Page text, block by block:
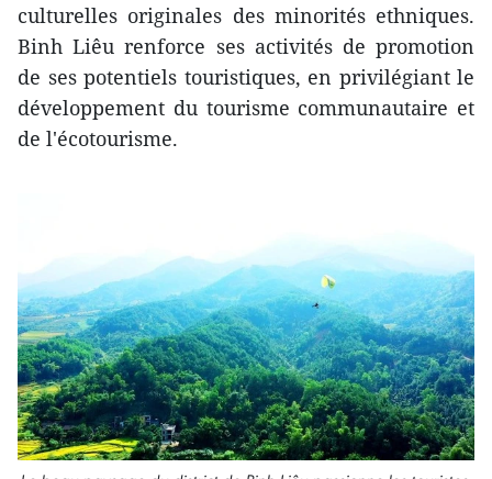
culturelles originales des minorités ethniques.
Binh Liêu renforce ses activités de promotion
de ses potentiels touristiques, en privilégiant le
développement du tourisme communautaire et
de l'écotourisme.